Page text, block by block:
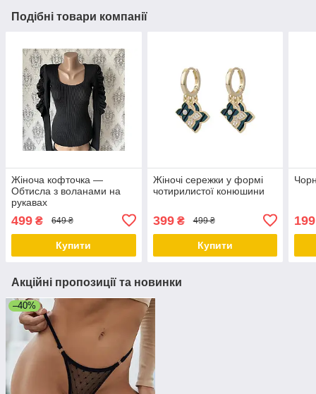
Подібні товари компанії
Жіноча кофточка —
Обтисла з воланами на
рукавах
499 ₴ 649 ₴
Купити
Жіночі сережки у формі
чотирилистої конюшини
399₴ 499 ₴
Купити
199
Акційні пропозиції та новинки
–40%